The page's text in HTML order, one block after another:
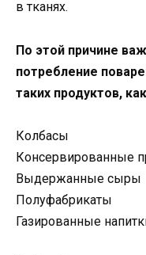
в тканях.
По этой причине
потребление
таких продуктов,
Колбасы
Консервированные
Выдержанные сыры
Полуфабрикаты
Газированные